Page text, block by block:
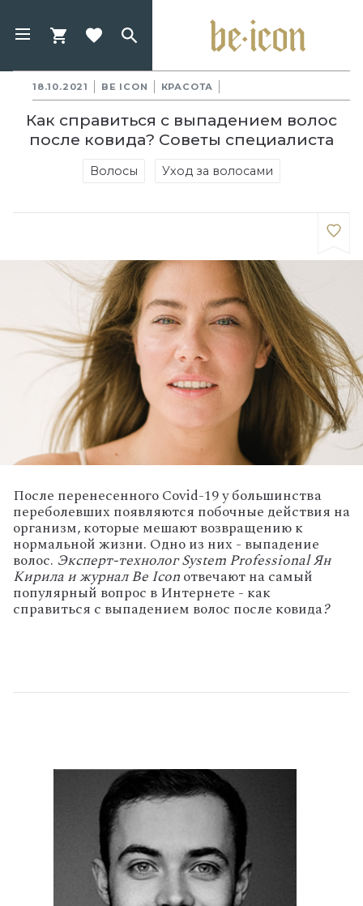
18.10.2021 BE ICON КРАСОТА
Как справиться с выпадением волос
после ковида? Советы специалиста
Волосы Уход за волосами
После перенесенного Covid-19 у большинства
переболевших появляются побочные действия на
организм, которые мешают возвращению к
нормальной жизни. Одно из них - выпадение
волос. Эксперт-технологSystem ProfessionalЯн
Кирила и журнал Be Iconотвечают на самый
популярный вопрос в Интернете - как
справиться с выпадением волос после ковида?